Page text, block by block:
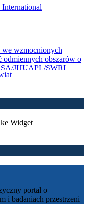
portal o
i badaniach przestrzeni